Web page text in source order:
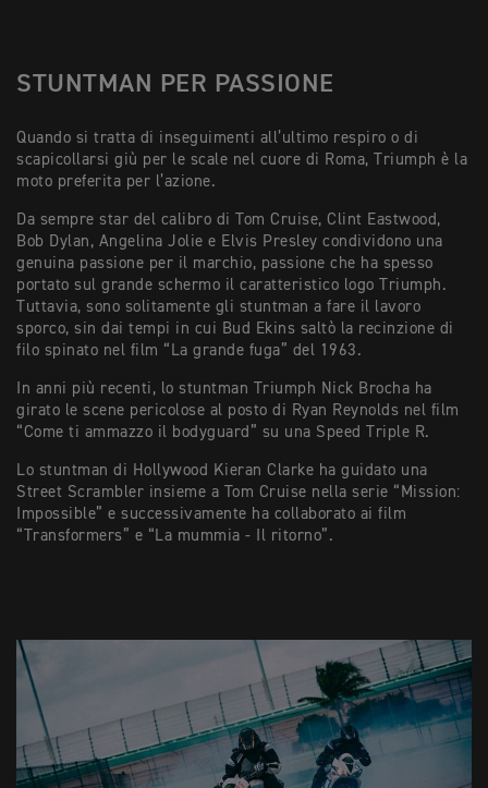
STUNTMAN PER PASSIONE
Quando si tratta di inseguimenti all’ultimo respiro o di
scapicollarsi giù per le scale nel cuore di Roma, Triumph è la
moto preferita per l’azione.
Da sempre star del calibro di Tom Cruise, Clint Eastwood,
Bob Dylan, Angelina Jolie e Elvis Presley condividono una
genuina passione per il marchio, passione che ha spesso
portato sul grande schermo il caratteristico logo Triumph.
Tuttavia, sono solitamente gli stuntman a fare il lavoro
sporco, sin dai tempi in cui Bud Ekins saltò la recinzione di
filo spinato nel film “La grande fuga” del 1963.
In anni più recenti, lo stuntman Triumph Nick Brocha ha
girato le scene pericolose al posto di Ryan Reynolds nel film
“Come ti ammazzo il bodyguard” su una Speed Triple R.
Lo stuntman di Hollywood Kieran Clarke ha guidato una
Street Scrambler insieme a Tom Cruise nella serie “Mission:
Impossible” e successivamente ha collaborato ai film
“Transformers” e “La mummia - Il ritorno”.